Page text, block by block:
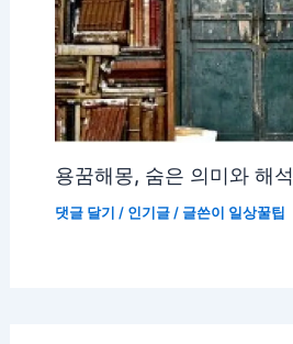
용꿈해몽, 숨은 의미와 해
댓글 달기 / 인기글/ 글쓴이 일상꿀팁